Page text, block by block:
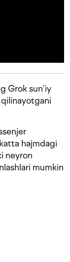
Grok sun’iy
hajmdagi
neyron
mumkin